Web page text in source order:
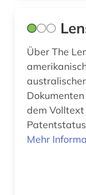
Über The
dem Volltext
Mehr